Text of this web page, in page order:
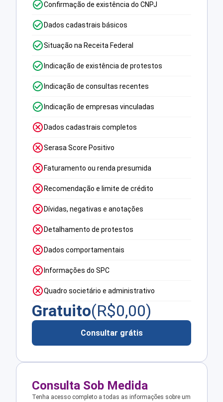
Confirmação de existência do CNPJ
Dados cadastrais básicos
Situação na Receita Federal
Indicação de existência de protestos
Indicação de consultas recentes
Indicação de empresas vinculadas
Dados cadastrais completos
Serasa Score Positivo
Faturamento ou renda presumida
Recomendação e limite de crédito
Dívidas, negativas e anotações
Detalhamento de protestos
Dados comportamentais
Informações do SPC
Quadro societário e administrativo
Gratuito(R$0,00)
Consultar grátis
Consulta Sob Medida
Tenha acesso completo a todas as informações sobre um